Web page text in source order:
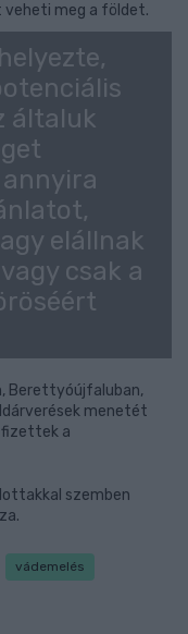
veheti meg a földet.
általuk
elállnak
csak a
Berettyóújfaluban,
menetét
fizettek a
szemben
vádemelés